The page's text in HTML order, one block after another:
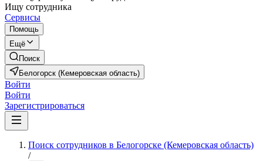
Ищу сотрудника
Сервисы
Помощь
Ещё
Поиск
Белогорск (Кемеровская область)
Войти
Войти
Зарегистрироваться
Поиск сотрудников в Белогорске (Кемеровская область)
/